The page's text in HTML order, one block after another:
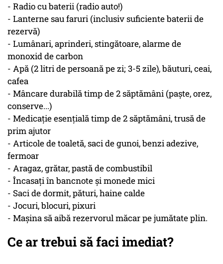
- Radio cu baterii (radio auto!)
- Lanterne sau faruri (inclusiv suficiente baterii de
rezervă)
- Lumânari, aprinderi, stingătoare, alarme de
monoxid de carbon
- Apă (2 litri de persoană pe zi; 3-5 zile), băuturi, ceai,
cafea
- Mâncare durabilă timp de 2 săptămâni (paște, orez,
conserve...)
- Medicație esențială timp de 2 săptămâni, trusă de
prim ajutor
- Articole de toaletă, saci de gunoi, benzi adezive,
fermoar
- Aragaz, grătar, pastă de combustibil
- Încasați în bancnote și monede mici
- Saci de dormit, pături, haine calde
- Jocuri, blocuri, pixuri
- Mașina să aibă rezervorul măcar pe jumătate plin.
Ce ar trebui să faci imediat?